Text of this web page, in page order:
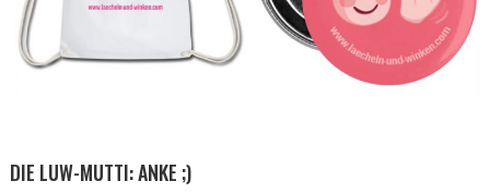
DIE LUW-MUTTI: ANKE ;)